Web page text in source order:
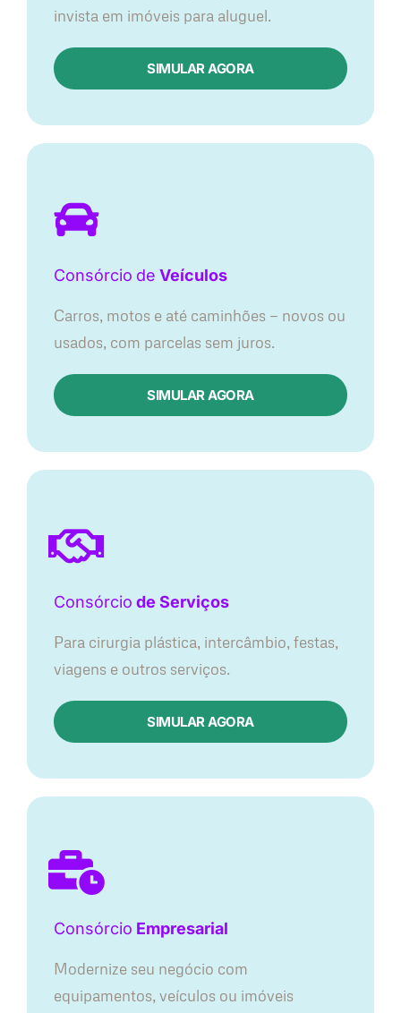
invista em imóveis para aluguel.
SIMULAR AGORA​
Consórcio de Veículos
Carros, motos e até caminhões — novos ou
usados, com parcelas sem juros.
SIMULAR AGORA
Consórcio de Serviços
Para cirurgia plástica, intercâmbio, festas,
viagens e outros serviços.
SIMULAR AGORA
Consórcio Empresarial
Modernize seu negócio com
equipamentos, veículos ou imóveis